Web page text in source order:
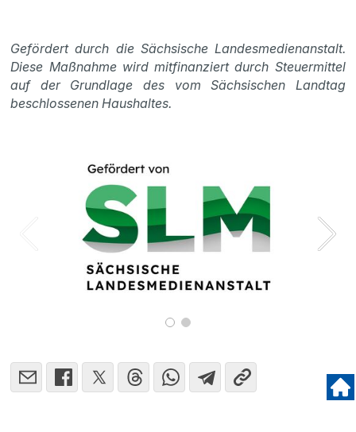
Gefördert durch die Sächsische Landesmedienanstalt.
Diese Maßnahme wird mitfinanziert durch Steuermittel
auf der Grundlage des vom Sächsischen Landtag
beschlossenen Haushaltes.